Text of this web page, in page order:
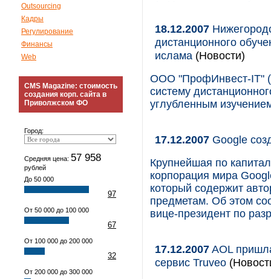
Outsourcing
Кадры
Регулирование
Финансы
Web
CMS Magazine: стоимость
создания корп. сайта в
Приволжском ФО
Город:
Средняя цена: 57 958
рублей
До 50 000
97
От 50 000 до 100 000
67
От 100 000 до 200 000
32
От 200 000 до 300 000
18.12.2007
дистанционного
ислама (Новости)
ООО "ПрофИнвест-IT"
систему
углубленным
17.12.2007 Google
Крупнейшая по
корпорация мира
который содержит
предметам. Об этом
вице-президент по
17.12.2007AOL
сервис Truveo